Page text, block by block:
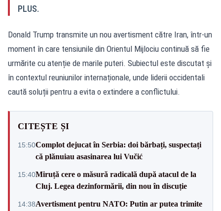
PLUS.
Donald Trump transmite un nou avertisment către Iran, într-un
moment în care tensiunile din Orientul Mijlociu continuă să fie
urmărite cu atenție de marile puteri. Subiectul este discutat și
în contextul reuniunilor internaționale, unde liderii occidentali
caută soluții pentru a evita o extindere a conflictului.
CITEȘTE ȘI
15:50Complot dejucat în Serbia: doi bărbați, suspectați
că plănuiau asasinarea lui Vučić
15:40Miruță cere o măsură radicală după atacul de la
Cluj. Legea dezinformării, din nou în discuție
14:38Avertisment pentru NATO: Putin ar putea trimite